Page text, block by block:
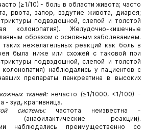
(≥1/10) - боль в области живота; часто
рвота, запор, вздутие живота, диарея;
подвздошной, слепой и толстой
колонопатия). Желудочно-кишечные
образом с основным заболеванием.
таких нежелательных реакций как боль в
была ниже или схожей с таковой при
подвздошной, слепой и толстой
наблюдались у пациентов с
препараты панкреатина в высоких
тканей:нечасто (≥1/1000, <1/100) -
- зуд, крапивница.
системы:частота неизвестна -
(анафилактические реакции).
наблюдались преимущественно со